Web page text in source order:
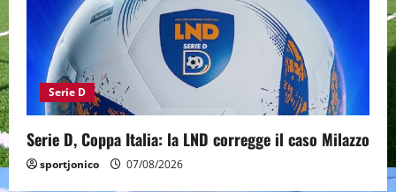
Serie D
Serie D, Coppa Italia: la LND corregge il caso Milazzo
sportjonico 07/08/2026